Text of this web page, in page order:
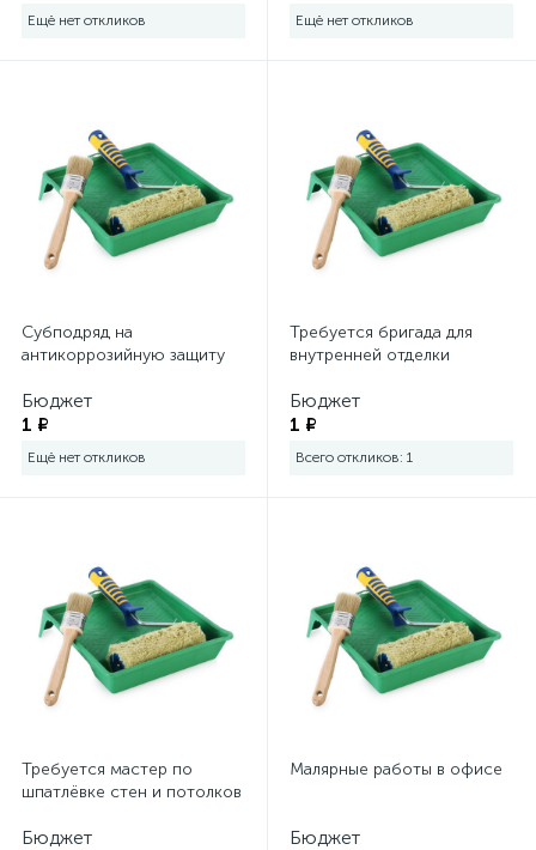
Ещё нет откликов Ещё нет откликов
Субподряд на
антикоррозийную защиту
Бюджет
1 ₽
Ещё нет откликов
Требуется бригада для
внутренней отделки
Бюджет
1 ₽
Всего откликов: 1
Требуется мастер по
шпатлёвке стен и потолков
Бюджет
Малярные работы в офисе
Бюджет